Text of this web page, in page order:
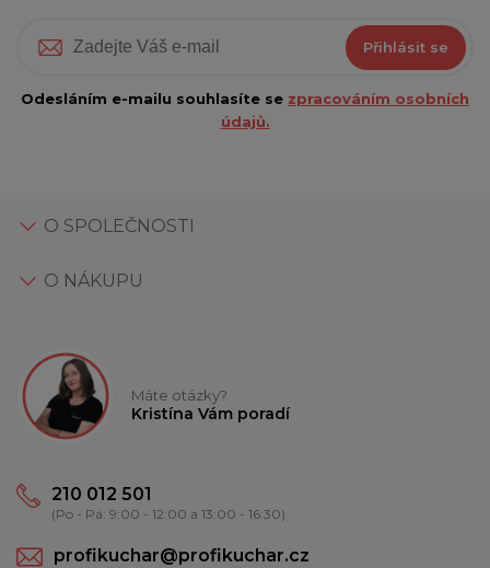
Přihlásit se
Odesláním e-mailu souhlasíte se zpracováním osobních
údajů.
O SPOLEČNOSTI
O NÁKUPU
Máte otázky?
Kristína Vám poradí
210 012 501
(Po - Pá: 9:00 - 12:00 a 13:00 - 16:30)
profikuchar@profikuchar.cz